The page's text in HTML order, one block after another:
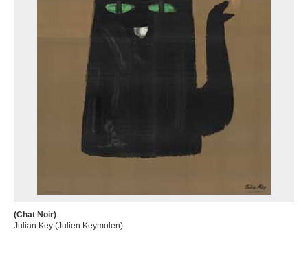
(Chat Noir)
Julian Key (Julien Keymolen)